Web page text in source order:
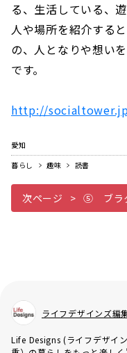
る、生活している、
人や場所を紹介する
の、人となりや想い
です。
http://
愛知
暮らし
趣味 読書
次ページ ⑤ ブラ
ライフデザインズ編
Life Designs (ライフデザイ